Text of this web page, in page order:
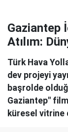
Gaziantep
Atılım:
Türk Hava
dev projeyi
başrolde
Gaziantep"
küresel vitrine